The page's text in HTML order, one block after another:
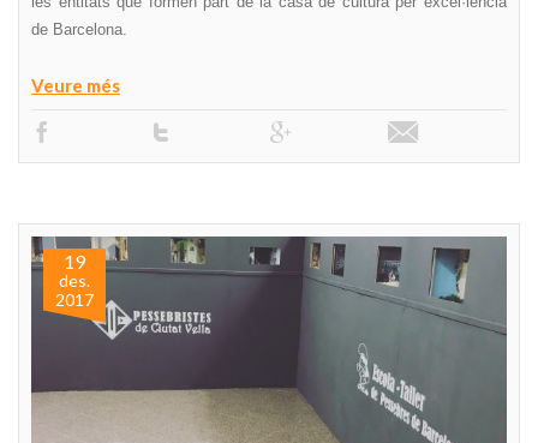
de Barcelona.
Veure més
19
des.
2017